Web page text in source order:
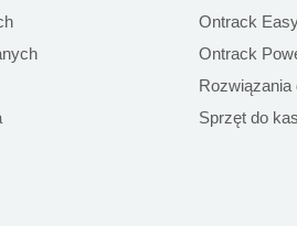
Ontrack
Ontrack
Rozwiązania
Sprzęt do